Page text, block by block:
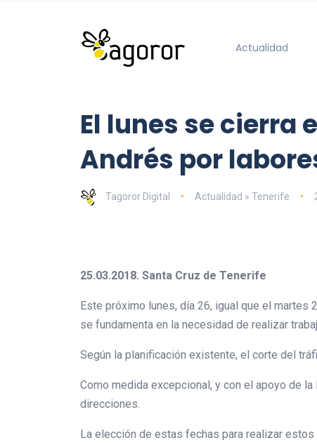
Actualidad
El lunes se cierra
Andrés por
Tagoror Digital Actualidad » Tenerife
25.03.2018. Santa Cruz de Tenerife
Este próximo lunes, día 26, igual que el
se fundamenta en la necesidad de realizar
Según la planificación existente, el corte del
Como medida excepcional, y con el apoyo de
direcciones.
La elección de estas fechas para realizar